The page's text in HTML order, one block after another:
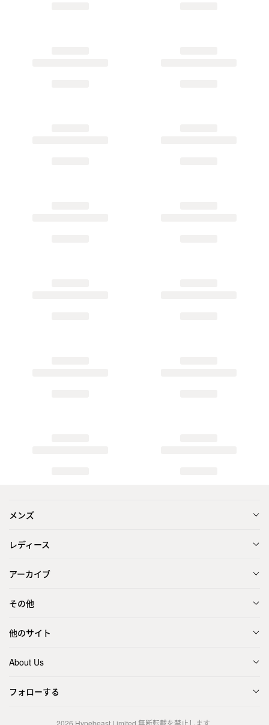
メンズ
レディース
アーカイブ
その他
他のサイト
About Us
フォローする
2026 Hypebeast Limited 無断転載を禁止します